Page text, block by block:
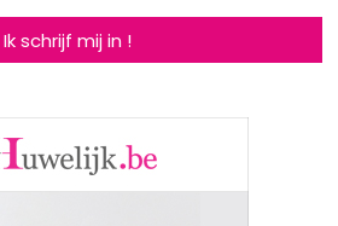
Ik schrijf mij in !